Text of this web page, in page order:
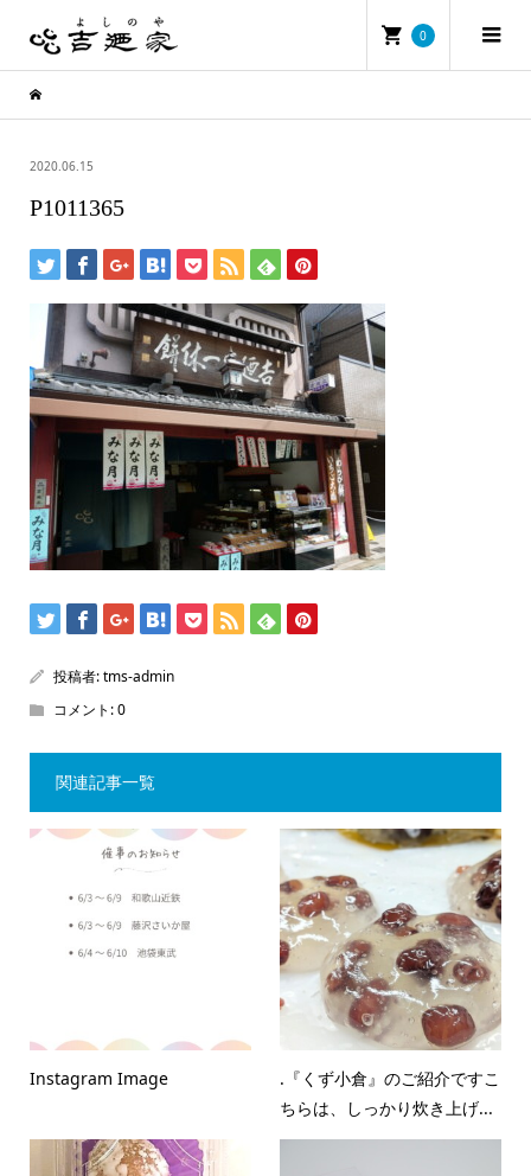
0
2020.06.15
P1011365
投稿者:tms-admin
コメント:0
関連記事一覧
Instagram Image
.『くず小倉』のご紹介ですこ
ちらは、しっかり炊き上げ...